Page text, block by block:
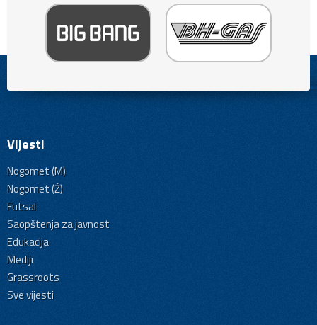
Vijesti
Nogomet (M)
Nogomet (Ž)
Futsal
Saopštenja za javnost
Edukacija
Mediji
Grassroots
Sve vijesti